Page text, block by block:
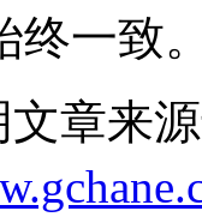
终一致
章来